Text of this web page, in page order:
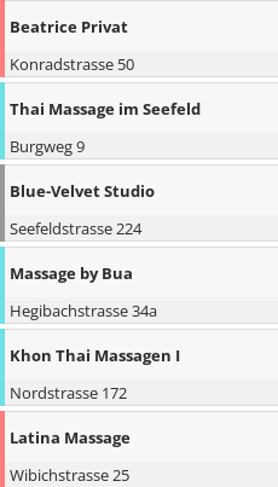
Beatrice Privat
Konradstrasse 50
Thai Massage im Seefeld
Burgweg 9
Blue-Velvet Studio
Seefeldstrasse 224
Massage by Bua
Hegibachstrasse 34a
Khon Thai Massagen I
Nordstrasse 172
Latina Massage
Wibichstrasse 25